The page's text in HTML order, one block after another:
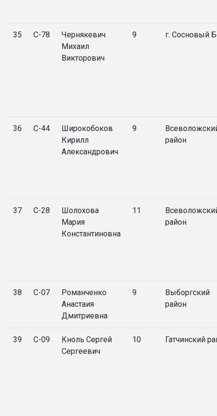
35 С-78
Чернякевич
Михаил
Викторович
9 г. Сосновый
36 С-44
Широкобоков
Кирилл
Александрович
9
район
37 С-28
Шолохова
Мария
Константиновна
11
район
38 С-07
Романченко
Анастаия
Дмитриевна
9
Выборгский
район
39 С-09
Кноль Сергей
Сергеевич
10 Гатчинский